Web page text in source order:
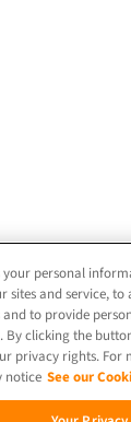
your personal
sites and service,
to provide
By clicking the
privacy rights. For
notice See our